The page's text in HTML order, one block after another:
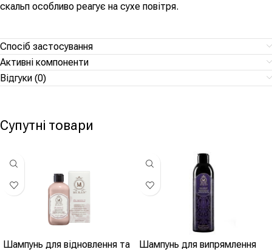
скальп особливо реагує на сухе повітря.
Спосіб застосування
Активні компоненти
Відгуки (0)
Супутні товари
Шампунь для відновлення та
Шампунь для випрямлення